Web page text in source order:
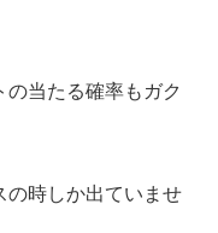
当たる確率もガク
の時しか出ていませ